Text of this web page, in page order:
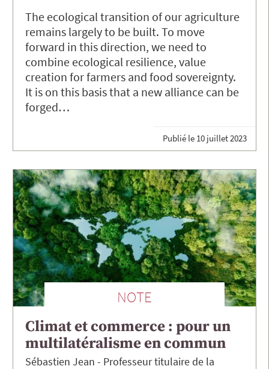
The ecological transition of our agriculture
remains largely to be built. To move
forward in this direction, we need to
combine ecological resilience, value
creation for farmers and food sovereignty.
It is on this basis that a new alliance can be
forged…
Publié le 10 juillet 2023
NOTE
Climat et commerce : pour un
multilatéralisme en commun
Sébastien Jean
Professeur titulaire de la